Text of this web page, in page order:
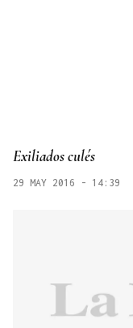
Exiliados culés
29 MAY 2016 - 14:39